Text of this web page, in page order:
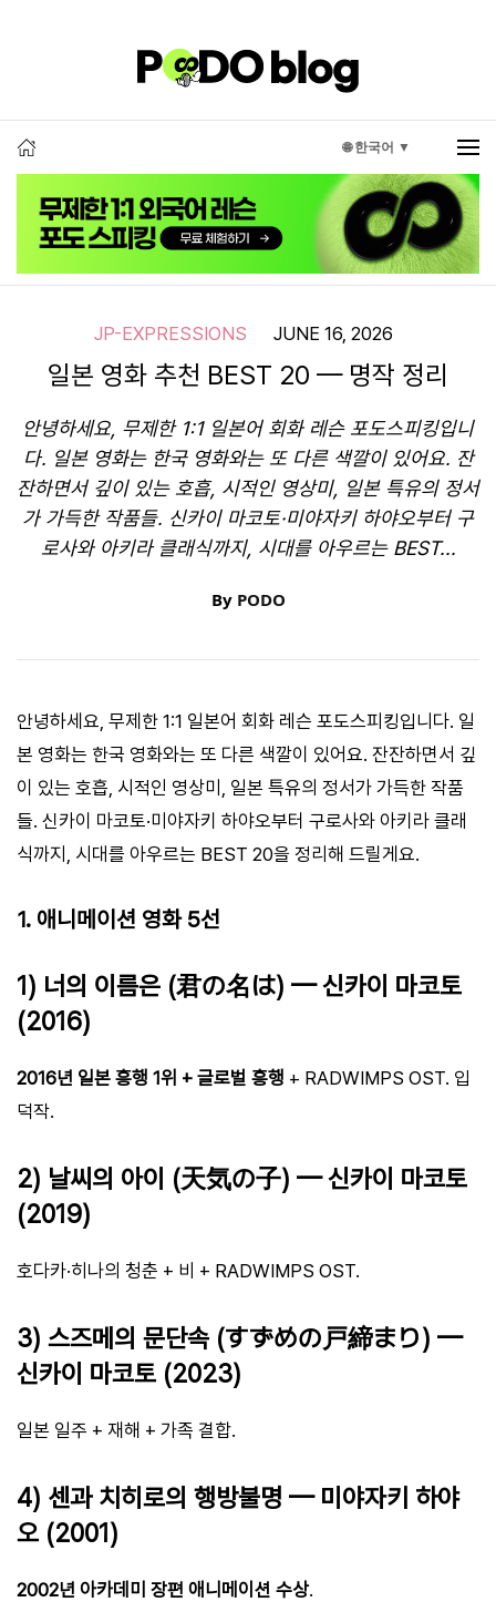
🌐 한국어 ▼
JP-EXPRESSIONS JUNE 16, 2026
일본 영화 추천 BEST 20 — 명작 정리
안녕하세요, 무제한 1:1 일본어 회화 레슨 포도스피킹입니
다. 일본 영화는 한국 영화와는 또 다른 색깔이 있어요. 잔
잔하면서 깊이 있는 호흡, 시적인 영상미, 일본 특유의 정서
가 가득한 작품들. 신카이 마코토·미야자키 하야오부터 구
로사와 아키라 클래식까지, 시대를 아우르는 BEST...
By PODO
안녕하세요, 무제한 1:1 일본어 회화 레슨 포도스피킹입니다. 일
본 영화는 한국 영화와는 또 다른 색깔이 있어요. 잔잔하면서 깊
이 있는 호흡, 시적인 영상미, 일본 특유의 정서가 가득한 작품
들. 신카이 마코토·미야자키 하야오부터 구로사와 아키라 클래
식까지, 시대를 아우르는 BEST 20을 정리해 드릴게요.
1. 애니메이션 영화 5선
1) 너의 이름은 (君の名は) — 신카이 마코토
(2016)
2016년 일본 흥행 1위 + 글로벌 흥행 + RADWIMPS OST. 입
덕작.
2) 날씨의 아이 (天気の子) — 신카이 마코토
(2019)
호다카·히나의 청춘 + 비 + RADWIMPS OST.
3) 스즈메의 문단속 (すずめの戸締まり) —
신카이 마코토 (2023)
일본 일주 + 재해 + 가족 결합.
4) 센과 치히로의 행방불명 — 미야자키 하야
오 (2001)
2002년 아카데미 장편 애니메이션 수상.